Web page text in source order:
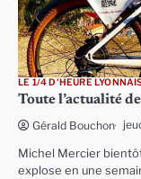
LE 1/4 D'HEURE
Toute l’actualité
Gérald Bouchon
Michel Mercier
explose en une